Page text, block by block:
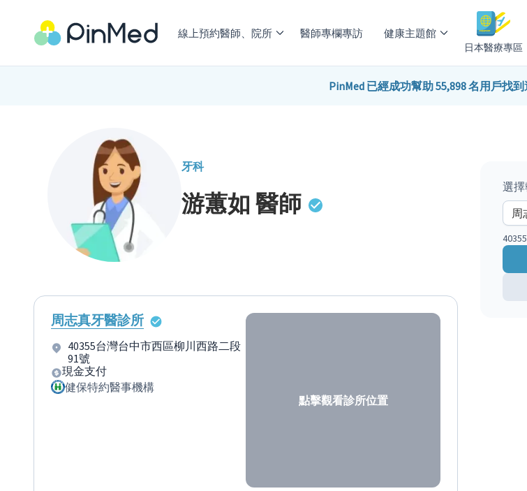
線上預約醫師、院所 醫師專欄專訪 健康主題館
日本醫療專區
PinMed 已經成功幫助 55,898 名用戶找
牙科
游蕙如 醫師
周志真牙醫診所
40355台灣台中市西區柳川西路二段
91號
現金支付
健保特約醫事機構
點擊觀看診所位置
選